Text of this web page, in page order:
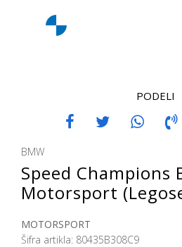
PODELI
BMW
Speed Champions
Motorsport
MOTORSPORT
Šifra artikla: 80435B308C9